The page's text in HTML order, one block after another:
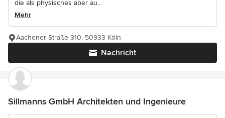
die als physisches aber au...
Mehr
Nachricht
Aachener Straße 310, 50933 Köln
Sillmanns GmbH Architekten und Ingenieure